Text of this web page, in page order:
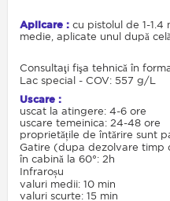
Aplicare : cu pistolul de 1-1.4
medie, aplicate unul după
Consultaţi fişa tehnică în
Lac special - COV: 557 g/L
Uscare :
uscat la atingere: 4-6 ore
uscare temeinica: 24-48 ore
proprietățile de întărire sunt
Gatire (dupa dezolvare timp
în cabină la 60°: 2h
Infraroșu
valuri medii: 10 min
valuri scurte: 15 min